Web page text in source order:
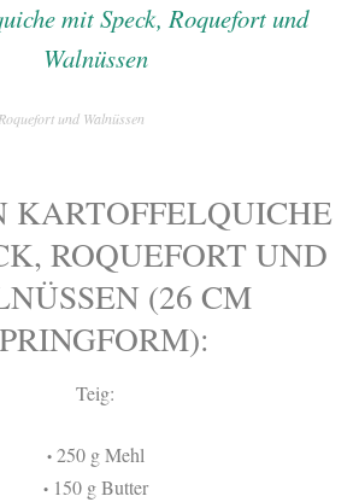
und Walnüssen
KARTOFFELQUICHE
ROQUEFORT UND
(26 CM
Teig:
•250 g Mehl
•150 g Butter